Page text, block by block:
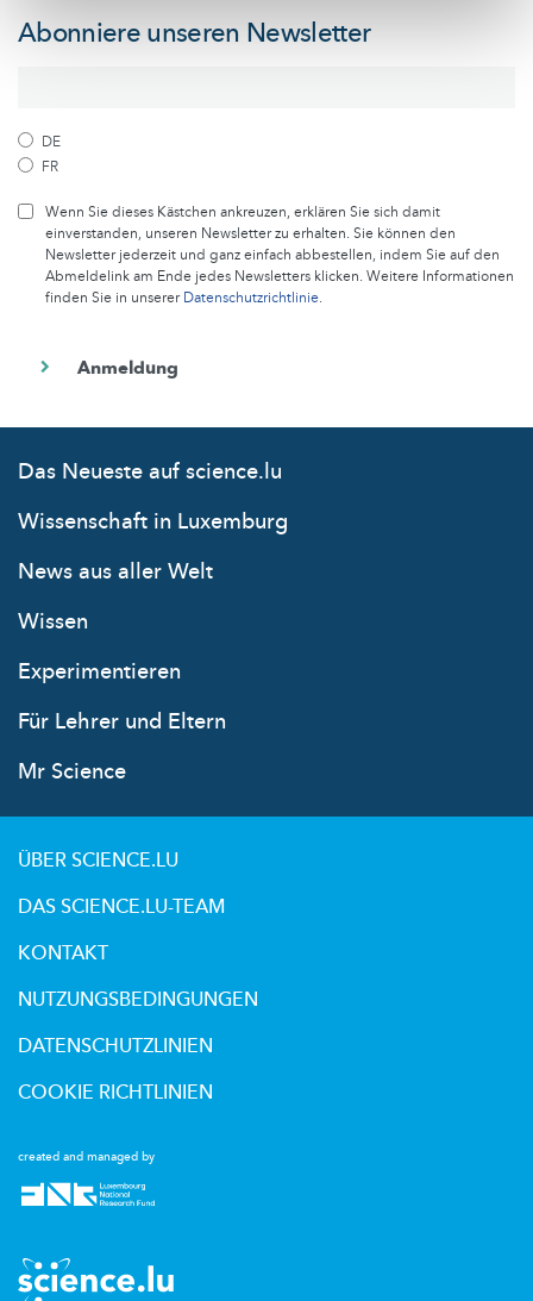
Abonniere unseren Newsletter
DE
FR
Wenn Sie dieses Kästchen ankreuzen, erklären Sie sich damit
einverstanden, unseren Newsletter zu erhalten. Sie können den
Newsletter jederzeit und ganz einfach abbestellen, indem Sie auf den
Abmeldelink am Ende jedes Newsletters klicken. Weitere Informationen
finden Sie in unsererDatenschutzrichtlinie.
Das Neueste auf science.lu
Wissenschaft in Luxemburg
News aus aller Welt
Wissen
Experimentieren
Für Lehrer und Eltern
Mr Science
created and managed by
ÜBER SCIENCE.LU
DAS SCIENCE.LU-TEAM
KONTAKT
NUTZUNGSBEDINGUNGEN
DATENSCHUTZLINIEN
COOKIE RICHTLINIEN